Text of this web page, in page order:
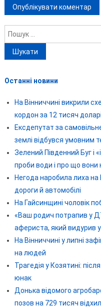
Пошук:
Останні новини
На Вінниччині викрили
кордон за 12 тисяч
Ексдепутат за
землі відбувся умовним
Зелений Південний Буг і
проби води і про що вони
Негода наробила лиха на
дороги й автомобілі
На Гайсинщині чоловік
«Ваш родич потрапив у
афериста, який видурив
На Вінниччині у липні
на людей
Трагедія у Козятині:
юнак
Донька відомого
позов на 729 тисяч